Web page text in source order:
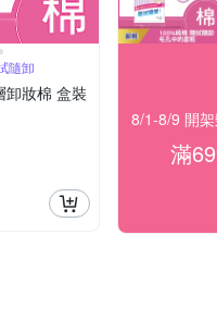
隨卸
卸妝棉 盒裝
滿